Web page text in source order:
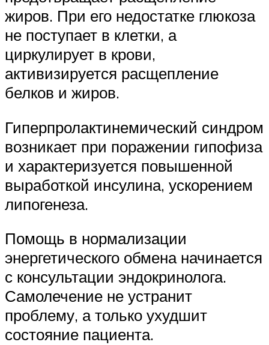
жиров. При его недостатке глюкоза
не поступает в клетки, а
циркулирует в крови,
активизируется расщепление
белков и жиров.
Гиперпролактинемический синдром
возникает при поражении гипофиза
и характеризуется повышенной
выработкой инсулина, ускорением
липогенеза.
Помощь в нормализации
энергетического обмена начинается
с консультации эндокринолога.
Самолечение не устранит
проблему, а только ухудшит
состояние пациента.